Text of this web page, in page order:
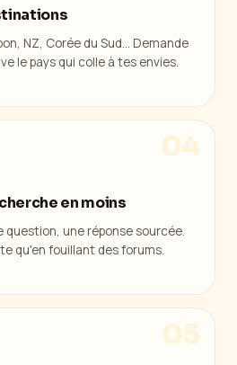
NZ, Corée du Sud... Demande
le pays qui colle à tes envies.
04
en moins
question, une réponse sourcée.
qu'en fouillant des forums.
05